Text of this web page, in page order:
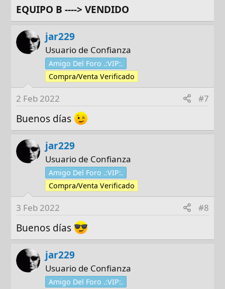
EQUIPO B ----> VENDIDO
jar229
Usuario de Confianza
Amigo Del Foro .:VIP:.
Compra/Venta Verificado
2 Feb 2022 #7
Buenos días
jar229
Usuario de Confianza
Amigo Del Foro .:VIP:.
Compra/Venta Verificado
3 Feb 2022 #8
Buenos días
jar229
Usuario de Confianza
Amigo Del Foro .:VIP:.